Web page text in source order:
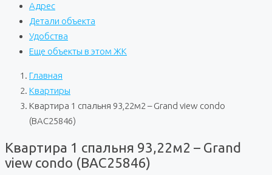
Адрес
Детали объекта
Удобства
Еще объекты в этом ЖК
Главная
Квартиры
Квартира 1 спальня 93,22м2 – Grand view condo
(BAC25846)
Квартира 1 спальня 93,22м2 – Grand
view condo (BAC25846)